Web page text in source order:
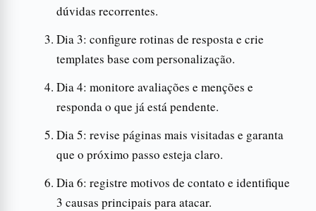
dúvidas recorrentes.
Dia 3: configure rotinas de resposta e crie
templates base com personalização.
Dia 4: monitore avaliações e menções e
responda o que já está pendente.
Dia 5: revise páginas mais visitadas e garanta
que o próximo passo esteja claro.
Dia 6: registre motivos de contato e identifique
3 causas principais para atacar.